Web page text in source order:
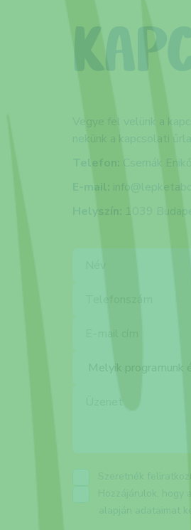
Vegye fel velünk a
nekünk a kapcsolati
Csernák Enikő:
E-mail:
Helyszín:
1039
Hozzájárulok,